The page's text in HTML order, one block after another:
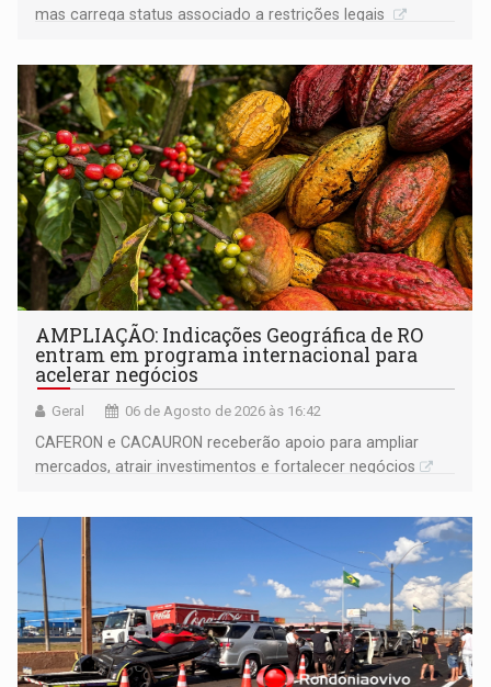
mas carrega status associado a restrições legais
AMPLIAÇÃO: Indicações Geográfica de RO
entram em programa internacional para
acelerar negócios
Geral 06 de Agosto de 2026 às 16:42
CAFERON e CACAURON receberão apoio para ampliar
mercados, atrair investimentos e fortalecer negócios